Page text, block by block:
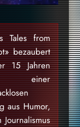
Tales from
bezaubert
15 Jahren
einer
aus Humor,
Journalismus